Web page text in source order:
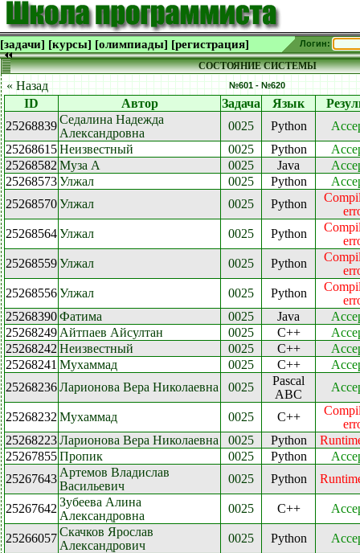
[задачи] [курсы] [олимпиады] [регистрация] Логин:
СОСТОЯНИЕ СИСТЕМЫ
« Назад №601 - №620
ID Автор Задача Язык
25268839Седалина Надежда
Александровна
0025 Python
25268615Неизвестный 0025 Python
25268582 Муза А 0025 Java
25268573Улжал 0025 Python
25268570Улжал 0025 Python
25268564Улжал 0025 Python
25268559Улжал 0025 Python
25268556Улжал 0025 Python
25268390Фатима 0025 Java
25268249 Айтпаев Айсултан 0025 C++
25268242 Неизвестный 0025 C++
25268241 Мухаммад 0025 C++
25268236Ларионова Вера Николаевна 0025
Pascal
ABC
25268232 Мухаммад 0025 C++
25268223Ларионова Вера Николаевна 0025 Python
25267855Пропик 0025 Python
25267643 Артемов Владислав
Васильевич
0025 Python
25267642 Зубеева Алина
Александровна
0025 C++
25266057Скачков Ярослав
Александрович
0025 Python